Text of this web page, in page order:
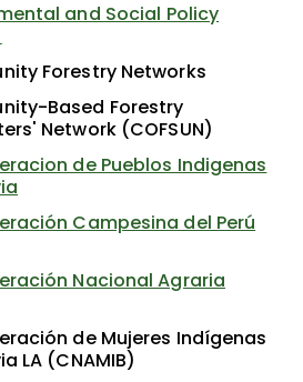
and Social Policy
Forestry Networks
Based Forestry
Network (COFSUN)
de Pueblos Indigenas
Campesina del Perú
Nacional Agraria
de Mujeres Indígenas
LA (CNAMIB)